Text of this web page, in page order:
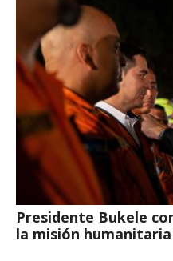
Presidente Bukele
la misión